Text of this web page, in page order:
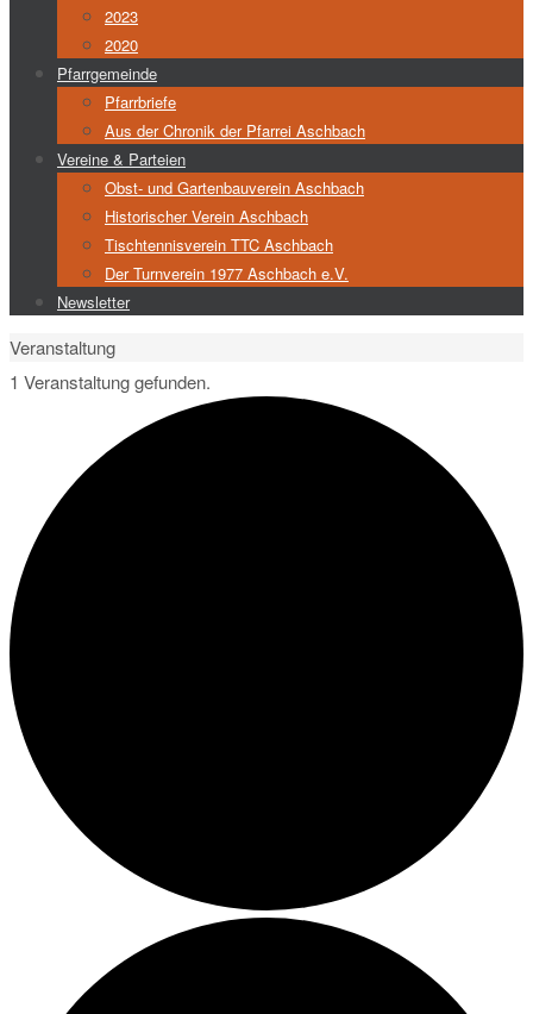
2023
2020
Pfarrgemeinde
Pfarrbriefe
Aus der Chronik der Pfarrei Aschbach
Vereine & Parteien
Obst- und Gartenbauverein Aschbach
Historischer Verein Aschbach
Tischtennisverein TTC Aschbach
Der Turnverein 1977 Aschbach e.V.
Newsletter
Start
Veranstaltung
1 Veranstaltung gefunden.